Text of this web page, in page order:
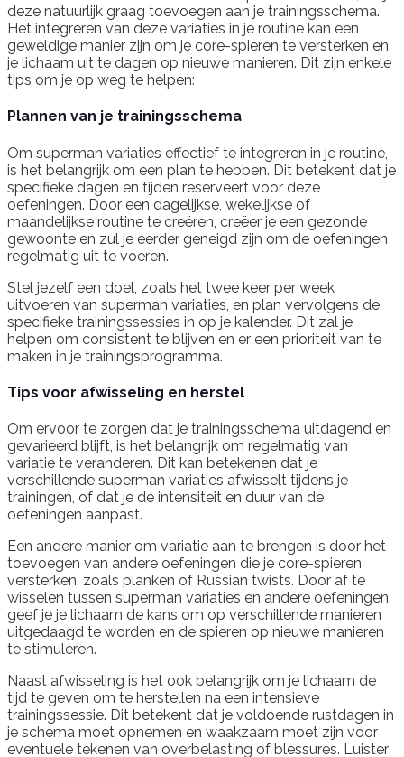
deze natuurlijk graag toevoegen aan je trainingsschema.
Het integreren van deze variaties in je routine kan een
geweldige manier zijn om je core-spieren te versterken en
je lichaam uit te dagen op nieuwe manieren. Dit zijn enkele
tips om je op weg te helpen:
Plannen van je trainingsschema
Om superman variaties effectief te integreren in je routine,
is het belangrijk om een plan te hebben. Dit betekent dat je
specifieke dagen en tijden reserveert voor deze
oefeningen. Door een dagelijkse, wekelijkse of
maandelijkse routine te creëren, creëer je een gezonde
gewoonte en zul je eerder geneigd zijn om de oefeningen
regelmatig uit te voeren.
Stel jezelf een doel, zoals het twee keer per week
uitvoeren van superman variaties, en plan vervolgens de
specifieke trainingssessies in op je kalender. Dit zal je
helpen om consistent te blijven en er een prioriteit van te
maken in je trainingsprogramma.
Tips voor afwisseling en herstel
Om ervoor te zorgen dat je trainingsschema uitdagend en
gevarieerd blijft, is het belangrijk om regelmatig van
variatie te veranderen. Dit kan betekenen dat je
verschillende superman variaties afwisselt tijdens je
trainingen, of dat je de intensiteit en duur van de
oefeningen aanpast.
Een andere manier om variatie aan te brengen is door het
toevoegen van andere oefeningen die je core-spieren
versterken, zoals planken of Russian twists. Door af te
wisselen tussen superman variaties en andere oefeningen,
geef je je lichaam de kans om op verschillende manieren
uitgedaagd te worden en de spieren op nieuwe manieren
te stimuleren.
Naast afwisseling is het ook belangrijk om je lichaam de
tijd te geven om te herstellen na een intensieve
trainingssessie. Dit betekent dat je voldoende rustdagen in
je schema moet opnemen en waakzaam moet zijn voor
eventuele tekenen van overbelasting of blessures. Luister